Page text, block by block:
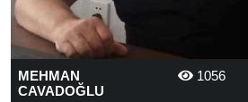
MEHMAN
CAVADOĞLU
1056